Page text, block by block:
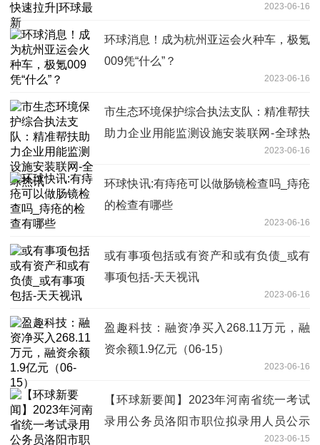
2023-06-16
环球消息！成为杭州亚运会火种车，极氪
009凭“什么”？
2023-06-16
市生态环境保护综合执法支队：精准帮扶
助力企业用能监测设施安装联网-全球热
2023-06-16
环球快讯:有痔疮可以做肠镜检查吗_痔疮
的检查有哪些
2023-06-16
或有事项包括或有资产和或有负债_或有
事项包括-天天视讯
2023-06-16
盈趣科技：融资净买入268.11万元，融
资余额1.9亿元（06-15）
2023-06-16
【环球新要闻】2023年河南省统一考试
录用公务员洛阳市职位拟录用人员公示
2023-06-15